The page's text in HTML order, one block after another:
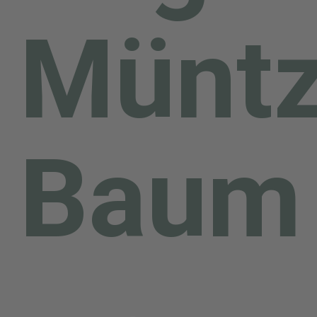
Dann ran an die Kamera
oder das Smartphone -
machen Sie ein Foto von
dem Stück Thomas-
Müntzer-Geschichte (und
sich)!
Baum